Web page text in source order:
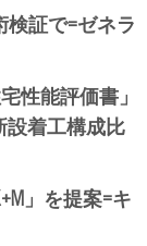
証で=ゼネラ
性能評価書」
着工構成比
」を提案=キ